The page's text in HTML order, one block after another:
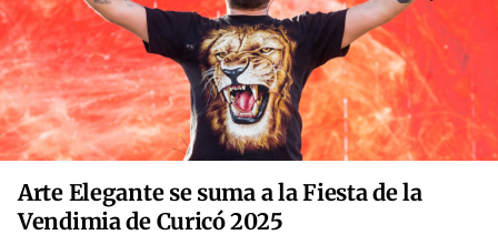
Arte Elegante se suma a la Fiesta de la
Vendimia de Curicó 2025